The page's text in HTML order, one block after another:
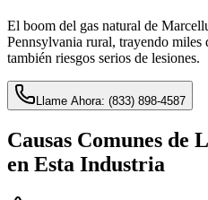
El boom del gas natural de
Pennsylvania rural, trayendo miles
también riesgos serios de lesiones.
Llame Ahora: (833) 898-4587
Causas Comunes de
en Esta Industria